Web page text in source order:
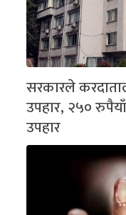
सरकारले
उपहार, २५०
उपहार